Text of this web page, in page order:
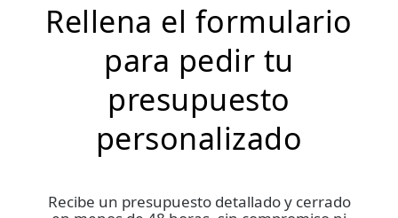
Rellena el formulario
para pedir tu
presupuesto
personalizado
Recibe un presupuesto detallado y cerrado